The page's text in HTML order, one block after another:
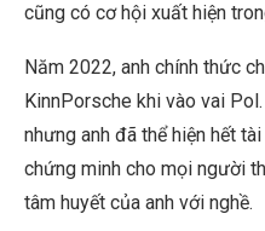
cũng có cơ hội xuất hiện
Năm 2022, anh chính thức
KinnPorsche khi vào vai
nhưng anh đã thể hiện hết
chứng minh cho mọi người
tâm huyết của anh với nghề.